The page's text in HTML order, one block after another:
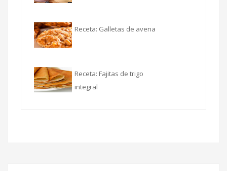
Receta: Galletas de avena
Receta: Fajitas de trigo
integral